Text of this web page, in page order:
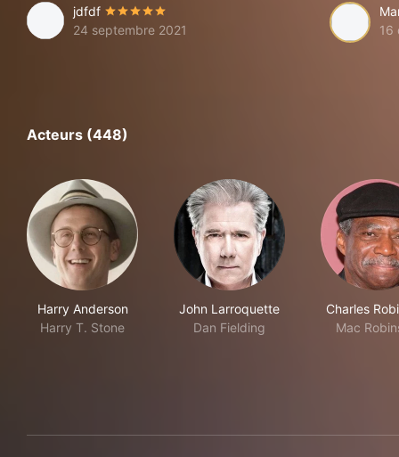
jdfdf
24 septembre 2021
16
Acteurs (448)
Harry Anderson
Harry T. Stone
John Larroquette
Dan Fielding
Charles
Mac